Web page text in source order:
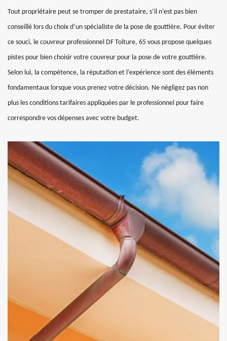
Tout propriétaire peut se tromper de prestataire, s’il n’est pas bien
conseillé lors du choix d’un spécialiste de la pose de gouttière. Pour éviter
ce souci, le couvreur professionnel DF Toiture, 65 vous propose quelques
pistes pour bien choisir votre couvreur pour la pose de votre gouttière.
Selon lui, la compétence, la réputation et l’expérience sont des éléments
fondamentaux lorsque vous prenez votre décision. Ne négligez pas non
plus les conditions tarifaires appliquées par le professionnel pour faire
correspondre vos dépenses avec votre budget.